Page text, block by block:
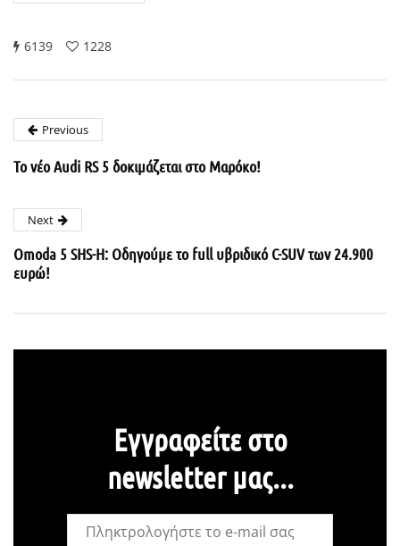
6139 1228
Previous
Το νέο Audi RS 5 δοκιμάζεται στο Μαρόκο!
Next
Omoda 5 SHS-H: Οδηγούμε το full υβριδικό C-SUV των 24.900
ευρώ!
Εγγραφείτε στο
newsletter μας...